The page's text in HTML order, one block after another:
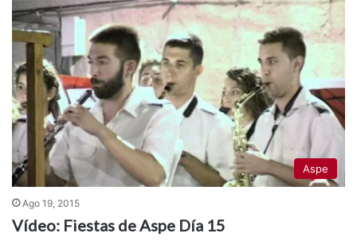
Aspe
Ago 19, 2015
Vídeo: Fiestas de Aspe Día 15